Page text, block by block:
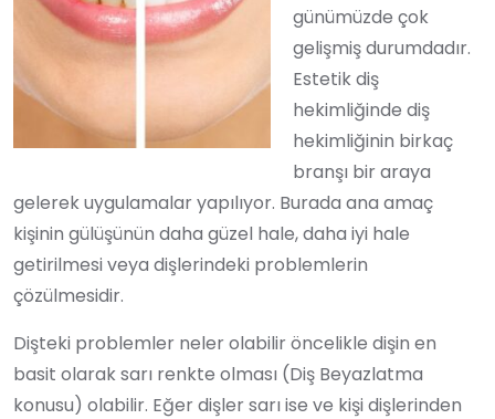
günümüzde çok
gelişmiş durumdadır.
Estetik diş
hekimliğinde diş
hekimliğinin birkaç
branşı bir araya
gelerek uygulamalar yapılıyor. Burada ana amaç
kişinin gülüşünün daha güzel hale, daha iyi hale
getirilmesi veya dişlerindeki problemlerin
çözülmesidir.
Dişteki problemler neler olabilir öncelikle dişin en
basit olarak sarı renkte olması (Diş Beyazlatma
konusu) olabilir. Eğer dişler sarı ise ve kişi dişlerinden